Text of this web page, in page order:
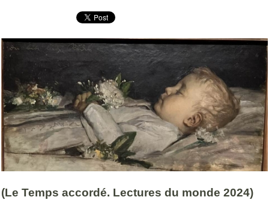
(Le Temps accordé. Lectures du monde 2024)